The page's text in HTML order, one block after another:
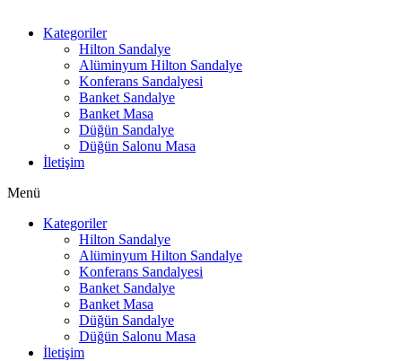
Kategoriler
Hilton Sandalye
Alüminyum Hilton Sandalye
Konferans Sandalyesi
Banket Sandalye
Banket Masa
Düğün Sandalye
Düğün Salonu Masa
İletişim
Menü
Kategoriler
Hilton Sandalye
Alüminyum Hilton Sandalye
Konferans Sandalyesi
Banket Sandalye
Banket Masa
Düğün Sandalye
Düğün Salonu Masa
İletişim